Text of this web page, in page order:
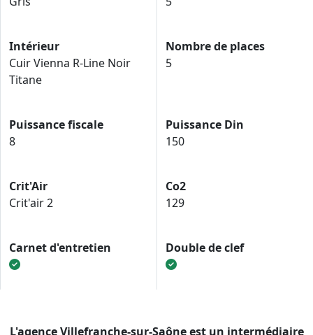
Intérieur
Cuir Vienna R-Line Noir
Titane
Nombre de places
5
Puissance fiscale
8
Puissance Din
150
Crit'Air
Crit'air 2
Co2
129
Carnet d'entretien Double de clef
L'agence Villefranche-sur-Saône est un intermédiaire